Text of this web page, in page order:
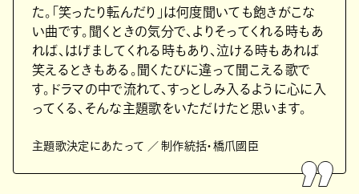
た。「笑ったり転んだり」は何度聞いても飽きがこな
い曲です。聞くときの気分で、よりそってくれる時もあ
れば、はげましてくれる時もあり、泣ける時もあれば
笑えるときもある。聞くたびに違って聞こえる歌で
す。ドラマの中で流れて、すっとしみ入るように心に入
ってくる、そんな主題歌をいただけたと思います。
主題歌決定にあたって ／ 制作統括・橋爪國臣